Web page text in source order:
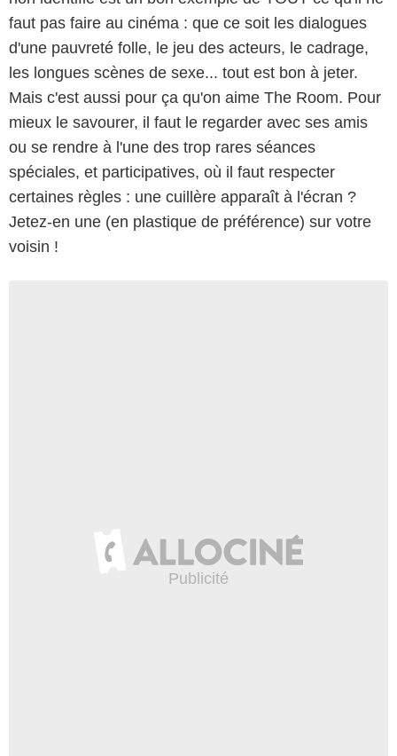
faut pas faire au cinéma : que ce soit les dialogues
d'une pauvreté folle, le jeu des acteurs, le cadrage,
les longues scènes de sexe... tout est bon à jeter.
Mais c'est aussi pour ça qu'on aime The Room. Pour
mieux le savourer, il faut le regarder avec ses amis
ou se rendre à l'une des trop rares séances
spéciales, et participatives, où il faut respecter
certaines règles : une cuillère apparaît à l'écran ?
Jetez-en une (en plastique de préférence) sur votre
voisin !